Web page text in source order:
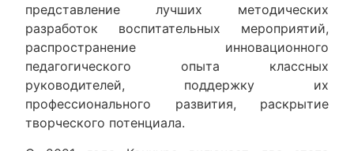
представление лучших методических
разработок воспитательных мероприятий,
распространение инновационного
педагогического опыта классных
руководителей, поддержку их
профессионального развития, раскрытие
творческого потенциала.